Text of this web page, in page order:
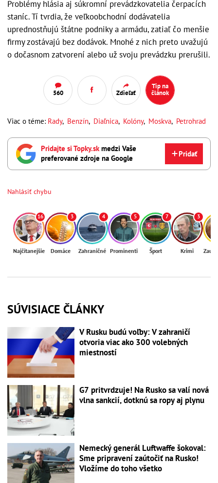
Problémy hlásia aj súkromní prevádzkovatelia čerpacích
staníc. Tí tvrdia, že veľkoobchodní dodávatelia
uprednostňujú štátne podniky a armádu, zatiaľ čo menšie
firmy zostávajú bez dodávok. Mnohé z nich preto uvažujú
o dočasnom zatvorení alebo už svoju prevádzku prerušili.
560 Zdieľať
Tip na
článok
Viac o téme: Rady, Benzín, Diaľnica, Kolóny, Moskva, Petrohrad
Pridajte si Topky.skmedzi Vaše
preferované zdroje na Google
Pridať
Nahlásiť chybu
16
Najčítanejšie
3
Domáce
4
Zahraničné
5
Prominenti
7
Šport
3
Krimi
SÚVISIACE ČLÁNKY
V Rusku budú voľby: V zahraničí
otvoria viac ako 300 volebných
miestností
G7 pritvrdzuje! Na Rusko sa valí nová
vlna sankcií, dotknú sa ropy aj plynu
Nemecký generál Luftwaffe šokoval:
Sme pripravení zaútočiť na Rusko!
Vložíme do toho všetko